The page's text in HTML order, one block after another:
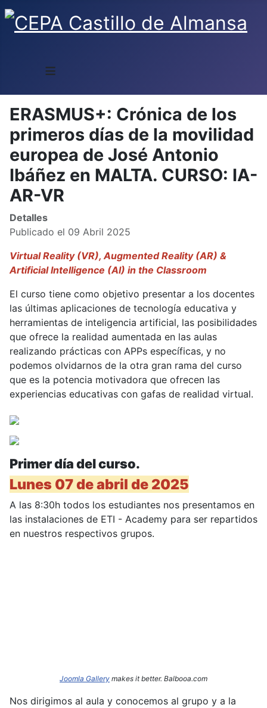
≡
ERASMUS+: Crónica de los
primeros días de la movilidad
europea de José Antonio
Ibáñez en MALTA. CURSO: IA-
AR-VR
Detalles
Publicado el 09 Abril 2025
Virtual Reality (VR), Augmented Reality (AR) &
Artificial Intelligence (AI) in the Classroom
El curso tiene como objetivo presentar a los docentes
las últimas aplicaciones de tecnología educativa y
herramientas de inteligencia artificial, las posibilidades
que ofrece la realidad aumentada en las aulas
realizando prácticas con APPs específicas, y no
podemos olvidarnos de la otra gran rama del curso
que es la potencia motivadora que ofrecen las
experiencias educativas con gafas de realidad virtual.
Primer día del curso.
Lunes 07 de abril de 2025
A las 8:30h todos los estudiantes nos presentamos en
las instalaciones de ETI - Academy para ser repartidos
en nuestros respectivos grupos.
Joomla Gallery makes it better. Balbooa.com
Nos dirigimos al aula y conocemos al grupo y a la